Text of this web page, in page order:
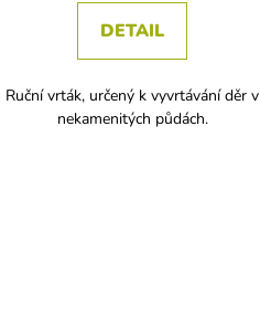
DETAIL
Ruční vrták, určený k vyvrtávání děr v
nekamenitých půdách.